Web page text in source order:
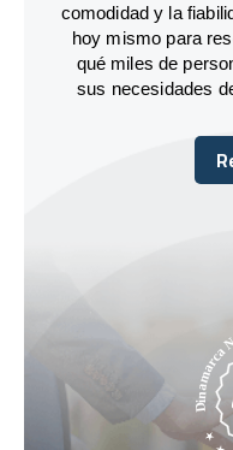
comodidad y la
hoy mismo para
qué miles de
sus necesidades